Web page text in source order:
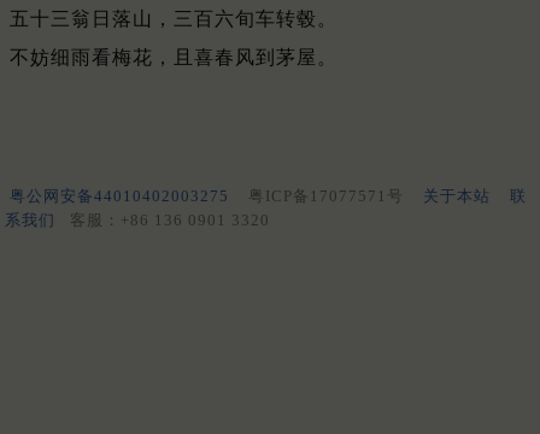
五十三翁日落山，三百六旬车转毂。
不妨细雨看梅花，且喜春风到茅屋。
粤公网安备44010402003275 粤ICP备17077571号 关于本站
联
系我们
客服：+86 136 0901 3320